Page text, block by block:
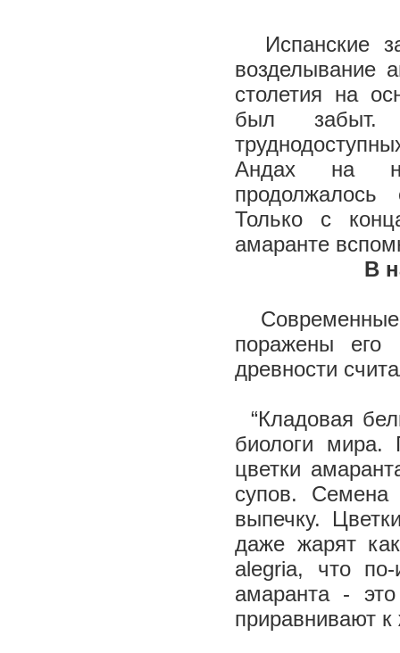
Испанские
возделывание
столетия на
был
Андах на
продолжалось
Только с
амаранте
В
Современные
поражены его
древности
“Кладовая
биологи
цветки
супов.
выпечку.
даже жарят
alegria, что по-
амаранта -
приравнивают